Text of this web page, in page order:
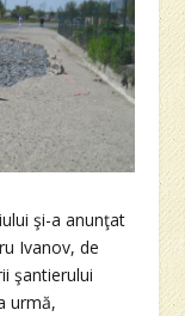
şi-a anunţat
Ivanov, de
şantierului
urmă,